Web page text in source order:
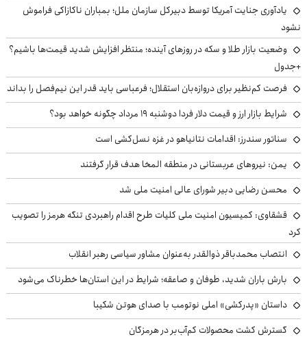
یادآوری جنایت آمریکا توسط دبیرکل سازمان ملل؛ بمباران ناکازاکی فراموش
نشود
وضعیت بازار طلا و سکه در روزهای آینده؛ منتظر افزایش شدید قیمت‌ها باشیم؟
+جدول
فرصت کم‌نظیر برای دروازه‌بان استقلال؛ فرعباسی باید قدر این نیم‌فصل را بداند
شرایط بازار ارز و قیمت دلار فردا دوشنبه ۱۹ مرداد چگونه خواهد بود؟
سناتور سندرز: اقدامات نتانیاهو در غزه نسل‌کشی است
یمن: نیروهای عربستانی در منطقه المخا هدف قرار گرفتند
محسن رضایی دبیر شورای عالی امنیت ملی شد
قشقاوی: کمیسیون امنیت ملی کلیات طرح اقدام راهبردی تنگه هرمز را تصویب
کرد
انتصاب محمدباقر ذوالقدر به‌عنوان مشاور سیاسی رهبر انقلاب
بارش باران شدید، طوفان و صاعقه؛ شرایط در این استان‌ها خطرناک می‌شود
داستان «پدرکشی» املی نوتومب با صدای هوتن شکیبا
گسترش کشت محصولات کم‌آب‌بر در هرمزگان